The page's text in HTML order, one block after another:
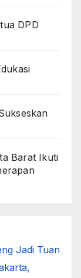
DPD
Barat Ikuti
Jadi Tuan